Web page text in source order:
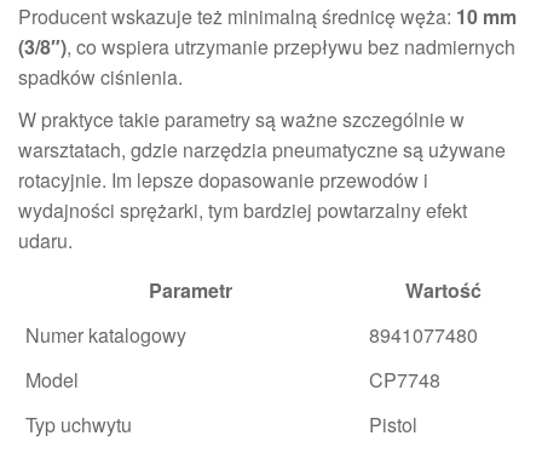
Producent wskazuje też minimalną średnicę węża: 10 mm
(3/8″), co wspiera utrzymanie przepływu bez nadmiernych
spadków ciśnienia.
W praktyce takie parametry są ważne szczególnie w
warsztatach, gdzie narzędzia pneumatyczne są używane
rotacyjnie. Im lepsze dopasowanie przewodów i
wydajności sprężarki, tym bardziej powtarzalny efekt
udaru.
Parametr
Wartość
Numer katalogowy
8941077480
Model
CP7748
Typ uchwytu
Pistol